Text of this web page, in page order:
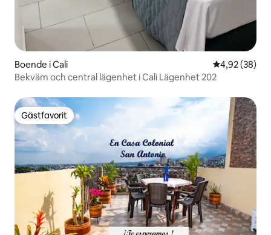
Boende i Cali 4,92 av 5 i
4,92 (38)
Bekväm och central lägenhet i Cali Lägenhet 202
Gästfavorit
Gästfavorit